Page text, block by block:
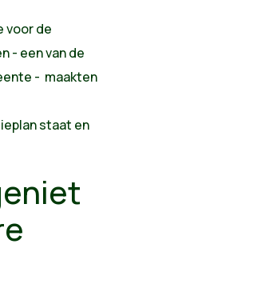
voor de
- een van de
- maakten
staat en